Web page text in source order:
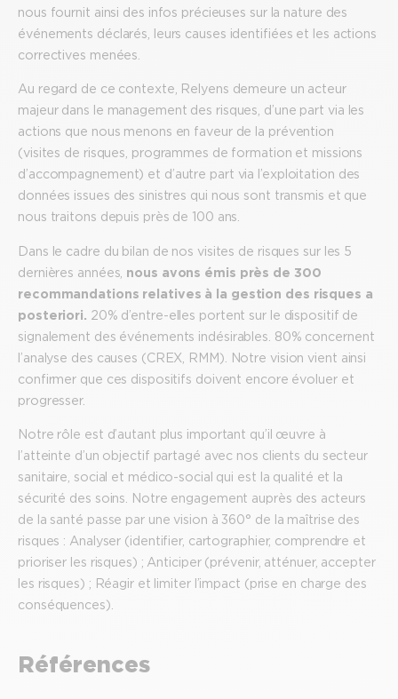
nous fournit ainsi des infos précieuses sur la nature des
événements déclarés, leurs causes identifiées et les actions
correctives menées.
Au regard de ce contexte, Relyens demeure un acteur
majeur dans le management des risques, d’une part via les
actions que nous menons en faveur de la prévention
(visites de risques, programmes de formation et missions
d’accompagnement) et d’autre part via l’exploitation des
données issues des sinistres qui nous sont transmis et que
nous traitons depuis près de 100 ans.
Dans le cadre du bilan de nos visites de risques sur les 5
dernières années, nous avons émis près de 300
recommandations relatives à la gestion des risques a
posteriori. 20% d’entre-elles portent sur le dispositif de
signalement des événements indésirables. 80% concernent
l’analyse des causes (CREX, RMM). Notre vision vient ainsi
confirmer que ces dispositifs doivent encore évoluer et
progresser.
Notre rôle est d’autant plus important qu’il œuvre à
l’atteinte d’un objectif partagé avec nos clients du secteur
sanitaire, social et médico-social qui est la qualité et la
sécurité des soins. Notre engagement auprès des acteurs
de la santé passe par une vision à 360° de la maîtrise des
risques : Analyser (identifier, cartographier, comprendre et
prioriser les risques) ; Anticiper (prévenir, atténuer, accepter
les risques) ; Réagir et limiter l’impact (prise en charge des
conséquences).
Références